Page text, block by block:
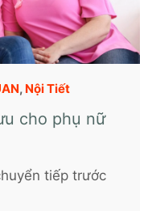
, Nội Tiết
cho phụ nữ
tiếp trước